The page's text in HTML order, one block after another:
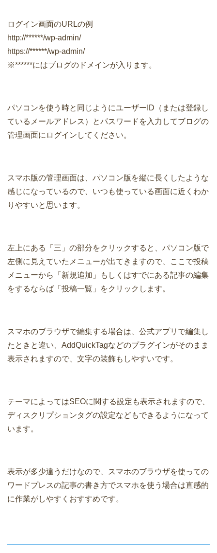
ログイン画面のURLの例
http://******/wp-admin/
https://******/wp-admin/
※******にはブログのドメインが入ります。
パソコンを使う時と同じようにユーザーID（または登録し
ているメールアドレス）とパスワードを入力してブログの
管理画面にログインしてください。
スマホ版の管理画面は、パソコン版を縦に長くしたような
感じになっているので、いつも使っている画面に近くわか
りやすいと思います。
左上にある「三」の部分をクリックすると、パソコン版で
左側に見えていたメニューが出てきますので、ここで投稿
メニューから「新規追加」もしくはすでにある記事の編集
をするならば「投稿一覧」をクリックします。
スマホのブラウザで編集する場合は、公式アプリで編集し
たときと違い、AddQuickTagなどのプラグインがそのまま
表示されますので、文字の装飾もしやすいです。
テーマによってはSEOに関する設定も表示されますので、
ディスクリプションタグの設定などもできるようになって
います。
表示が多少違うだけなので、スマホのブラウザを使っての
ワードプレスの記事の書き方でスマホを使う場合は直感的
に作業がしやすくおすすめです。